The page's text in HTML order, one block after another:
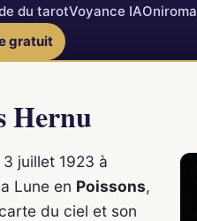
du tarotVoyance IA
gratuit
Hernu
juillet 1923 à
Lune en Poissons,
du ciel et son